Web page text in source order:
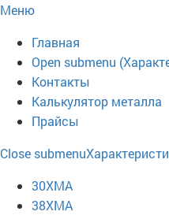
Меню
Главная
Open submenu
Контакты
Калькулятор металла
Прайсы
Close submenu
30ХМА
38ХМА